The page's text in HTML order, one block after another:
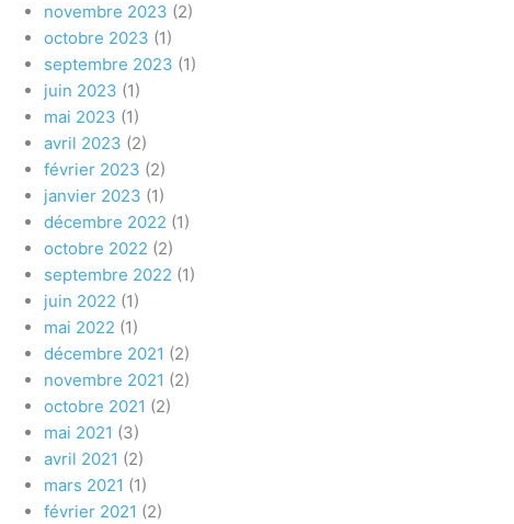
novembre 2023 (2)
octobre 2023 (1)
septembre 2023 (1)
juin 2023 (1)
mai 2023 (1)
avril 2023 (2)
février 2023 (2)
janvier 2023 (1)
décembre 2022 (1)
octobre 2022 (2)
septembre 2022 (1)
juin 2022 (1)
mai 2022 (1)
décembre 2021 (2)
novembre 2021 (2)
octobre 2021 (2)
mai 2021 (3)
avril 2021 (2)
mars 2021 (1)
février 2021 (2)